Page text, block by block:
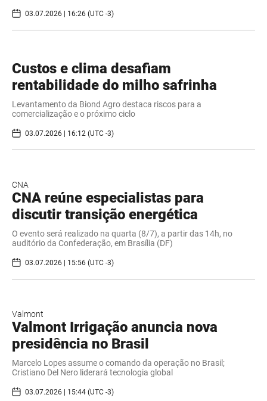
03.07.2026 | 16:26 (UTC -3)
Custos e clima desafiam
rentabilidade do milho safrinha
Levantamento da Biond Agro destaca riscos para a
comercialização e o próximo ciclo
03.07.2026 | 16:12 (UTC -3)
CNA
CNA reúne especialistas para
discutir transição energética
O evento será realizado na quarta (8/7), a partir das 14h, no
auditório da Confederação, em Brasília (DF)
03.07.2026 | 15:56 (UTC -3)
Valmont
Valmont Irrigação anuncia nova
presidência no Brasil
Marcelo Lopes assume o comando da operação no Brasil;
Cristiano Del Nero liderará tecnologia global
03.07.2026 | 15:44 (UTC -3)